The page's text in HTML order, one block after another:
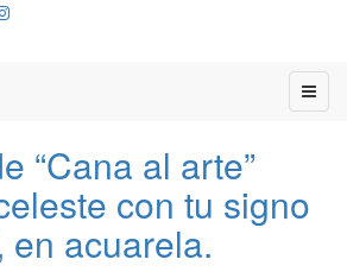
“Cana al arte”
con tu signo
en acuarela.